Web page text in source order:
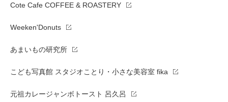
Cote Cafe COFFEE & ROASTERY
Weeken'Donuts
あまいもの研究所
こども写真館 スタジオことり・小さな美容室 fika
元祖カレージャンボトースト 呂久呂